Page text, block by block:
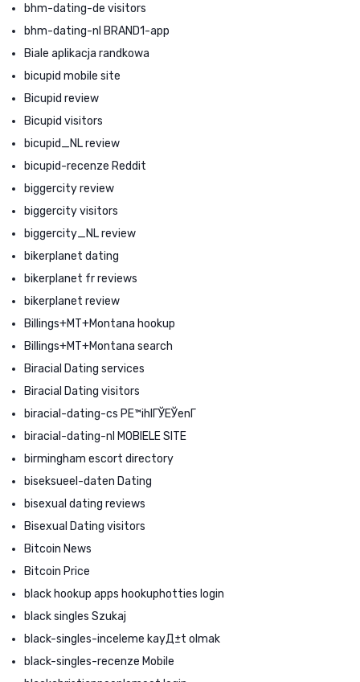
bhm-dating-de visitors
bhm-dating-nl BRAND1-app
Biale aplikacja randkowa
bicupid mobile site
Bicupid review
Bicupid visitors
bicupid_NL review
bicupid-recenze Reddit
biggercity review
biggercity visitors
biggercity_NL review
bikerplanet dating
bikerplanet fr reviews
bikerplanet review
Billings+MT+Montana hookup
Billings+MT+Montana search
Biracial Dating services
Biracial Dating visitors
biracial-dating-cs PЕ™ihlГЎЕЎenГ­
biracial-dating-nl MOBIELE SITE
birmingham escort directory
biseksueel-daten Dating
bisexual dating reviews
Bisexual Dating visitors
Bitcoin News
Bitcoin Price
black hookup apps hookuphotties login
black singles Szukaj
black-singles-inceleme kayД±t olmak
black-singles-recenze Mobile